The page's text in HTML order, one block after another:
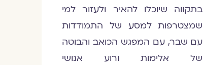
בתקווה שיוכלו להאיר ולעזור למי
שמצטרפות למסע של התמודדות
עם שבר, עם המפגש הכואב והבוטה
של אלימות ורוע אנושי